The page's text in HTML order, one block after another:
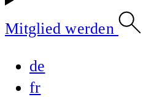
Mitglied werden
de
fr